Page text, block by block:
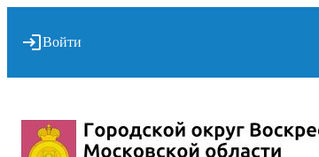
Войти